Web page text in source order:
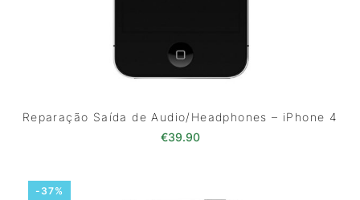
Reparação Saída de Audio/Headphones – iPhone 4
€39.90
-37%